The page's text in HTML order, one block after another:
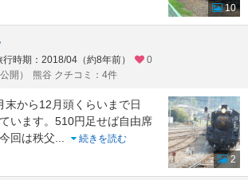
10
行時期：2018/04（約8年前）
0
開） 熊谷 クチコミ：4件
末から12月頭くらいまで日
います。510円足せば自由席
回は秩父
続きを読む
2